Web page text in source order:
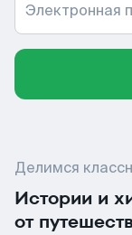
Электронная
Делимся
Истории и
от